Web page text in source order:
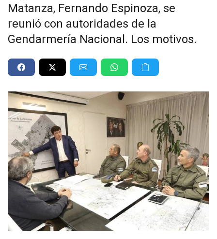
Matanza, Fernando Espinoza, se
reunió con autoridades de la
Gendarmería Nacional. Los motivos.